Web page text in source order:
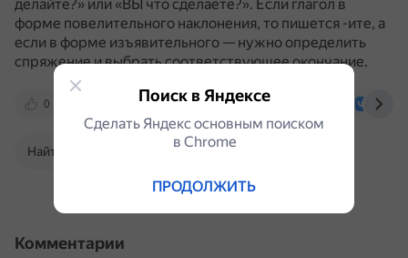
делайте?» или «ВЫ что сделаете?». Если глагол в
форме повелительного наклонения, то пишется -ите, а
если в форме изъявительного — нужно определить
спряжение и выбрать соответствующее окончание.
0 uchi.ru www.bolshoyvopros.ru
Найти в Поиске
Комментарии
Поиск в Яндексе
Сделать Яндекс основным поиском
в Сhrome
ПРОДОЛЖИТЬ